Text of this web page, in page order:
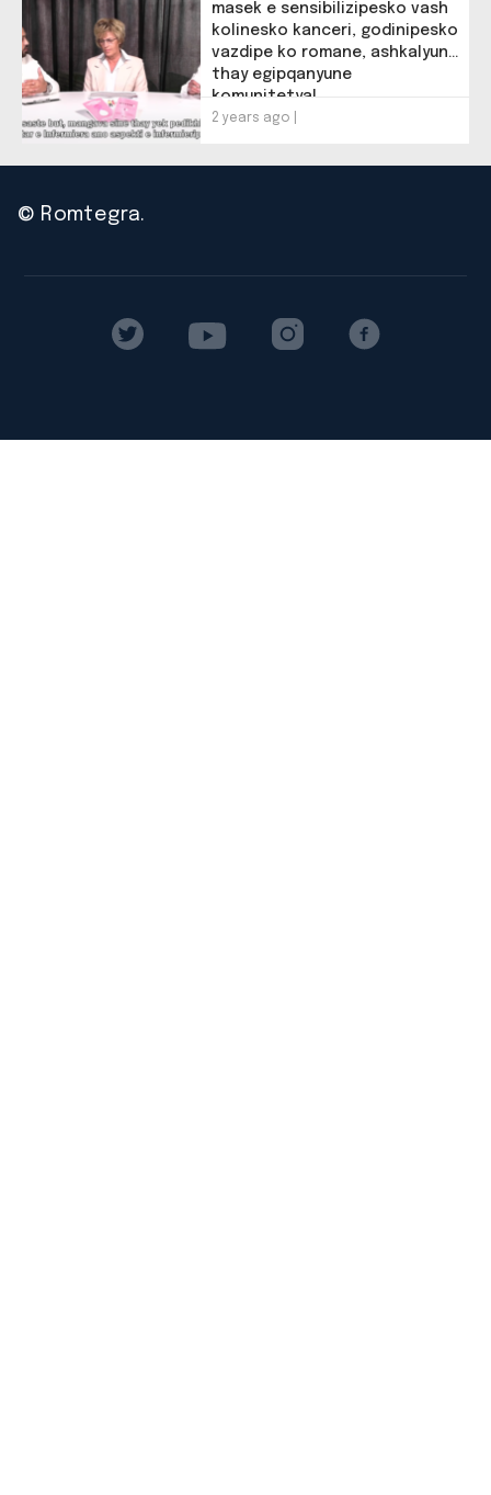
masek e sensibilizipesko vash
kolinesko kanceri, godinipesko
vazdipe ko romane, ashkalyune
thay egipqanyune
komunitetya!
2 years ago |
© Romtegra.